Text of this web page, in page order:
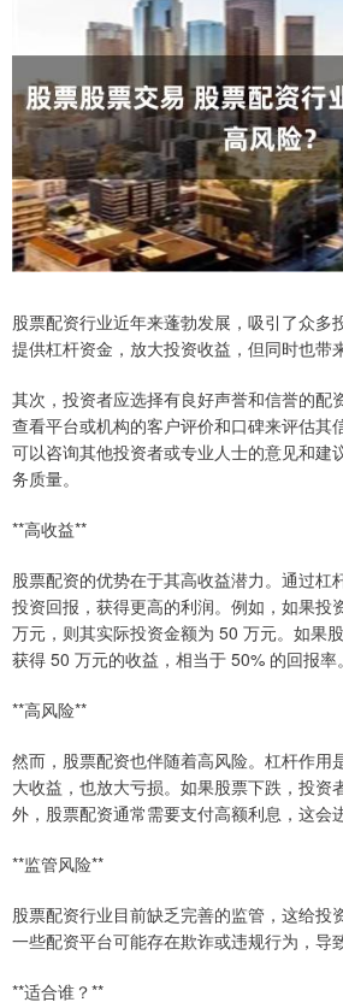
股票配资行业近年来蓬勃发展，吸引了众多
提供杠杆资金，放大投资收益，但同时也带
其次，投资者应选择有良好声誉和信誉的配
查看平台或机构的客户评价和口碑来评估其
可以咨询其他投资者或专业人士的意见和建
务质量。
**高收益**
股票配资的优势在于其高收益潜力。通过杠
投资回报，获得更高的利润。例如，如果投
万元，则其实际投资金额为 50 万元。如果
获得 50 万元的收益，相当于 50% 的回报率。
**高风险**
然而，股票配资也伴随着高风险。杠杆作用
大收益，也放大亏损。如果股票下跌，投资
外，股票配资通常需要支付高额利息，这会
**监管风险**
股票配资行业目前缺乏完善的监管，这给投
一些配资平台可能存在欺诈或违规行为，导
**适合谁？**